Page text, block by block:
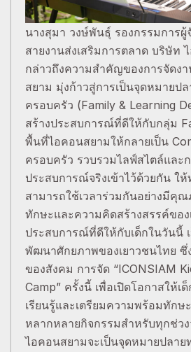
นางสุมา วงษ์พันธุ์ รองกรรมการ
สายงานส่งเสริมการตลาด บริษัท
กล่าวถึงความสำคัญของการจัดง
สยาม มุ่งก้าวสู่การเป็นจุดหมายป
ครอบครัว (Family & Learning
สร้างประสบการณ์ที่ดีให้กับกลุ่ม
พื้นที่ไอคอนสยามให้กลายเป็น
ครอบครัว รวบรวมไลฟ์สไตล์และก
ประสบการณ์จริงเข้าไว้ด้วยกัน ใ
สามารถใช้เวลาร่วมกันอย่างมีคุณ
ทักษะและความคิดสร้างสรรค์ของ
ประสบการณ์ที่ดีให้กับเด็กในวันนี้
พัฒนาศักยภาพของเยาวชนไทย ซึ่
ของสังคม การจัด “ICONSIAM
Camp” ครั้งนี้ เพื่อเปิดโอกาสให้เ
เรียนรู้และเตรียมความพร้อมทัก
หลากหลายกิจกรรมสำหรับทุกช่วง
ไอคอนสยามจะเป็นจุดหมายปลา